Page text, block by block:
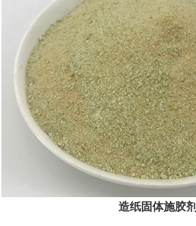
造纸固体施胶剂